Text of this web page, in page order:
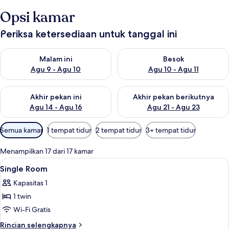
Opsi kamar
Periksa ketersediaan untuk tanggal ini
Malam ini
Agu 9 - Agu 10
Periksa ketersediaan untuk malam ini Agu 9 - Agu 10
Besok
Agu 10 - Agu 11
Periksa ketersediaan untuk
Akhir pekan ini
Agu 14 - Agu 16
Periksa ketersediaan untuk akhir pekan ini Agu 14 - Agu 16
Akhir pekan berikutnya
Agu 21 - Agu 23
Periksa ketersediaan untuk
Filter
tersedia
untuk
kamar
Semua kamar 1 tempat tidur 2 tempat tidur 3+ tempat tidur
Menampilkan 17 dari 17 kamar
Lihat
semua
foto
untuk
Single
Room
Seprai premium, tempat tidur
7
Single Room
Kapasitas 1
1 twin
Wi-Fi Gratis
Rincian selengkapnya
Rincian